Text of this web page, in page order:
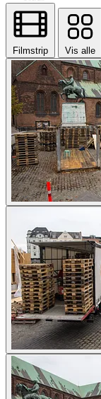
Filmstrip Vis alle